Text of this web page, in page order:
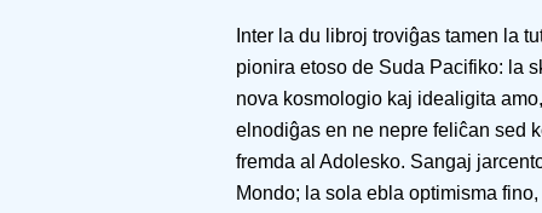
Inter la du libroj troviĝas tamen la
pionira etoso de Suda Pacifiko: la
nova kosmologio kaj idealigita
elnodiĝas en ne nepre feliĉan sed
fremda al Adolesko. Sangaj
Mondo; la sola ebla optimisma